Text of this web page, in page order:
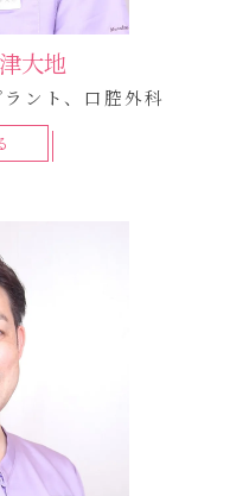
大地
ント、口腔外科